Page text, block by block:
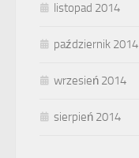
listopad 2014
październik 2014
wrzesień 2014
sierpień 2014